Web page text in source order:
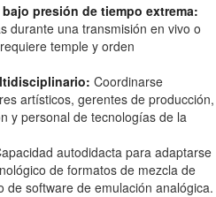
presión de tiempo extrema:
durante una transmisión en vivo o
temple y orden
Coordinarse
artísticos, gerentes de producción,
y personal de tecnologías de la
autodidacta para adaptarse
de formatos de mezcla de
de software de emulación analógica.